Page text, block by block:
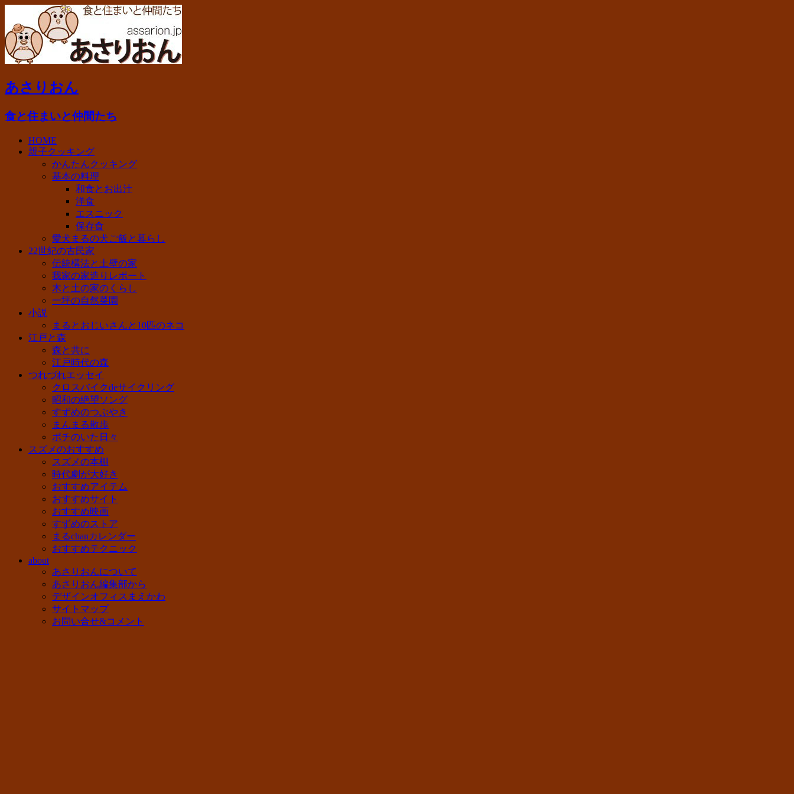
あさりおん
食と住まいと仲間たち
HOME
親子クッキング
かんたんクッキング
基本の料理
和食とお出汁
洋食
エスニック
保存食
愛犬まるの犬ご飯と暮らし
22世紀の古民家
伝統構法と土壁の家
我家の家造りレポート
木と土の家のくらし
一坪の自然菜園
小説
まるとおじいさんと10匹のネコ
江戸と森
森と共に
江戸時代の森
つれづれエッセイ
クロスバイクdeサイクリング
昭和の絶望ソング
すずめのつぶやき
まんまる散歩
ポチのいた日々
スズメのおすすめ
スズメの本棚
時代劇が大好き
おすすめアイテム
おすすめサイト
おすすめ映画
すずめのストア
まるchanカレンダー
おすすめテクニック
about
あさりおんについて
あさりおん編集部から
デザインオフィスまえかわ
サイトマップ
お問い合せ&コメント